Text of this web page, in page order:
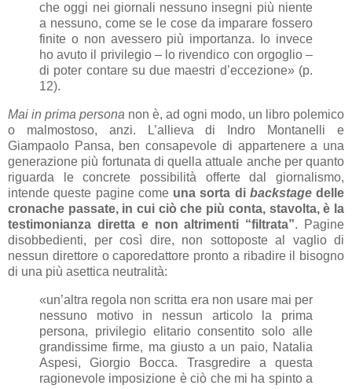
che oggi nei giornali nessuno insegni più niente
a nessuno, come se le cose da imparare fossero
finite o non avessero più importanza. Io invece
ho avuto il privilegio – lo rivendico con orgoglio –
di poter contare su due maestri d’eccezione» (p.
12).
Mai in prima persona non è, ad ogni modo, un libro polemico
o malmostoso, anzi. L’allieva di Indro Montanelli e
Giampaolo Pansa, ben consapevole di appartenere a una
generazione più fortunata di quella attuale anche per quanto
riguarda le concrete possibilità offerte dal giornalismo,
intende queste pagine come una sorta di backstagedelle
cronache passate, in cui ciò che più conta, stavolta, è la
testimonianza diretta e non altrimenti “filtrata”. Pagine
disobbedienti, per così dire, non sottoposte al vaglio di
nessun direttore o caporedattore pronto a ribadire il bisogno
di una più asettica neutralità:
«un’altra regola non scritta era non usare mai per
nessuno motivo in nessun articolo la prima
persona, privilegio elitario consentito solo alle
grandissime firme, ma giusto a un paio, Natalia
Aspesi, Giorgio Bocca. Trasgredire a questa
ragionevole imposizione è ciò che mi ha spinto a